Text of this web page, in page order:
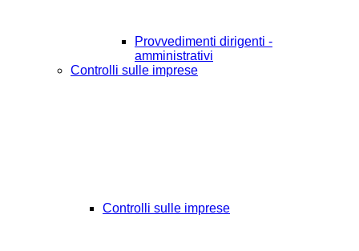
Provvedimenti dirigenti -
amministrativi
Controlli sulle imprese
Controlli sulle imprese